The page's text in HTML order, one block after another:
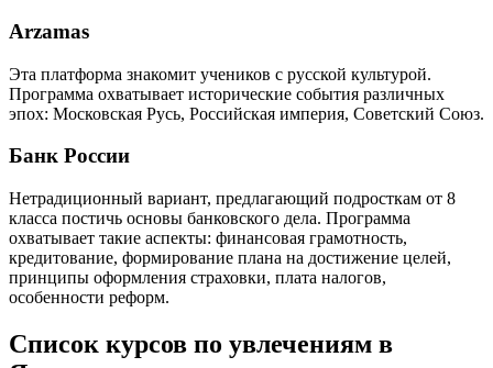
Arzamas
Эта платформа знакомит учеников с русской культурой.
Программа охватывает исторические события различных
эпох: Московская Русь, Российская империя, Советский Союз.
Банк России
Нетрадиционный вариант, предлагающий подросткам от 8
класса постичь основы банковского дела. Программа
охватывает такие аспекты: финансовая грамотность,
кредитование, формирование плана на достижение целей,
принципы оформления страховки, плата налогов,
особенности реформ.
Список курсов по увлечениям в